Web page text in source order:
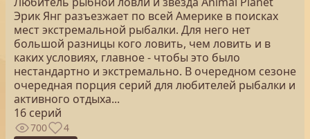
Эрик Янг разъезжает по всей Америке в поисках
мест экстремальной рыбалки. Для него нет
большой разницы кого ловить, чем ловить и в
каких условиях, главное - чтобы это было
нестандартно и экстремально. В очередном сезоне
очередная порция серий для любителей рыбалки и
активного отдыха...
16 серий
700 4